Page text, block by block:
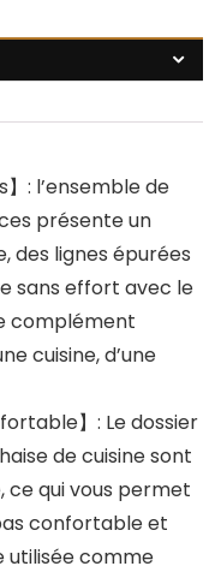
】: l’ensemble de
présente un
des lignes épurées
sans effort avec le
complément
cuisine, d’une
】: Le dossier
de cuisine sont
ce qui vous permet
confortable et
utilisée comme